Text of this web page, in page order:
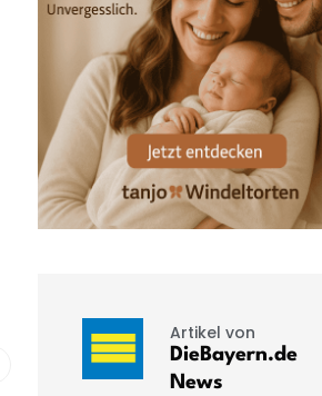
Artikel von
DieBayern.de
News